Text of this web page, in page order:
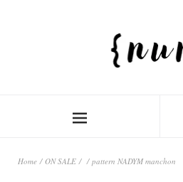
Home / ON SALE / / pattern NADYM manchon